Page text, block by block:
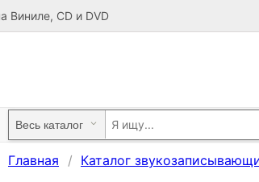
Виниле, CD и DVD
Главная Каталог